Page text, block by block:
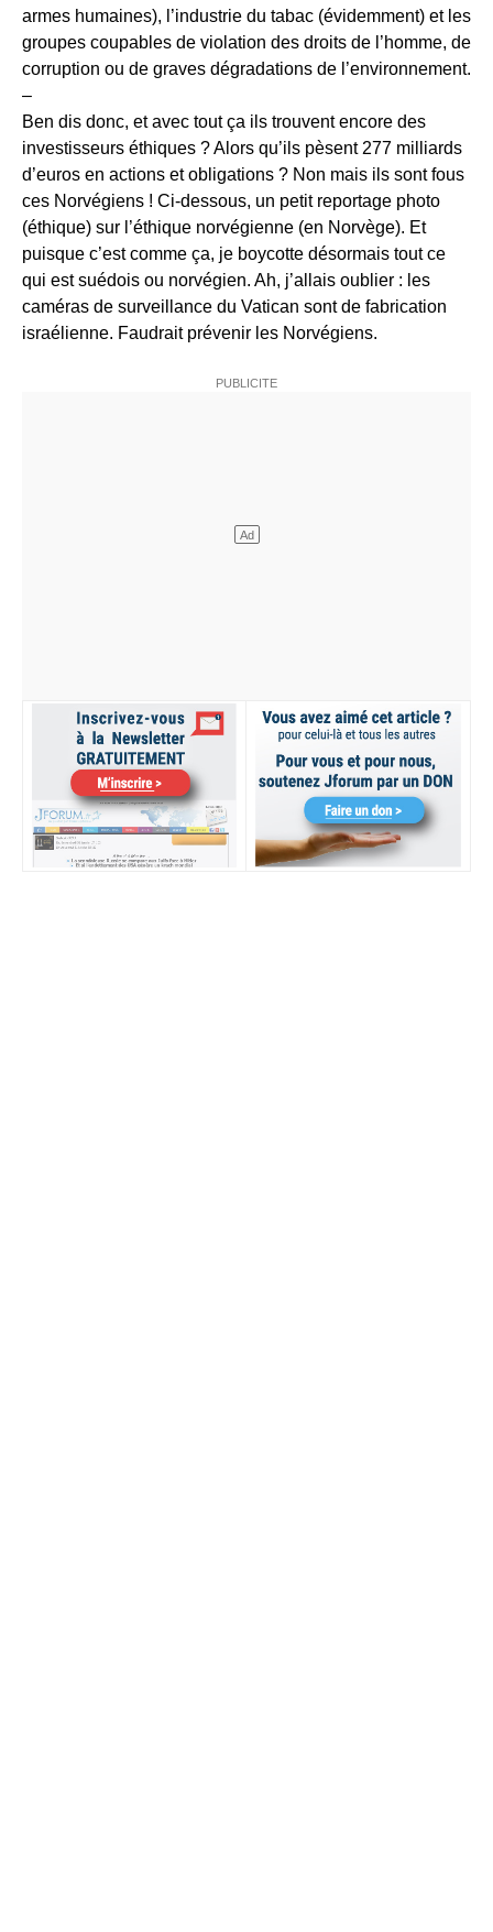
armes humaines), l’industrie du tabac (évidemment) et les
groupes coupables de violation des droits de l’homme, de
corruption ou de graves dégradations de l’environnement.
–
Ben dis donc, et avec tout ça ils trouvent encore des
investisseurs éthiques ? Alors qu’ils pèsent 277 milliards
d’euros en actions et obligations ? Non mais ils sont fous
ces Norvégiens ! Ci-dessous, un petit reportage photo
(éthique) sur l’éthique norvégienne (en Norvège). Et
puisque c’est comme ça, je boycotte désormais tout ce
qui est suédois ou norvégien. Ah, j’allais oublier : les
caméras de surveillance du Vatican sont de fabrication
israélienne. Faudrait prévenir les Norvégiens.